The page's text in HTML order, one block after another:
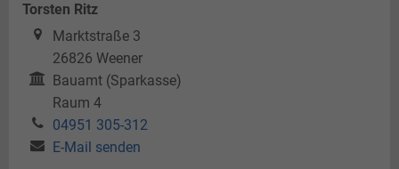
Torsten Ritz
Marktstraße 3
26826 Weener
Bauamt (Sparkasse)
Raum 4
04951 305-312
E-Mail senden